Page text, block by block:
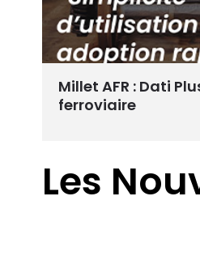
Millet AFR : Dati
ferroviaire
Les